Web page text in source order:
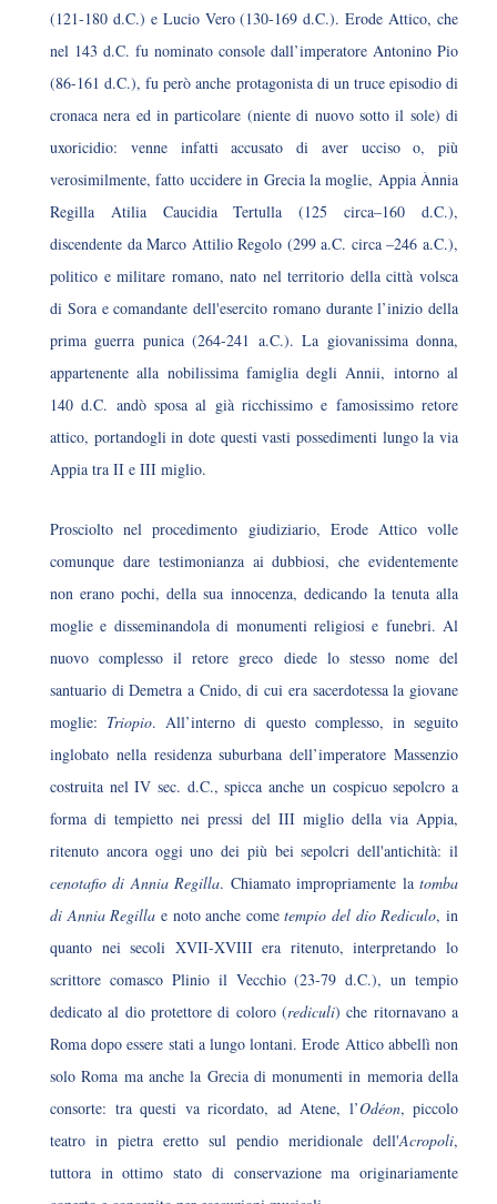
(121-180 d.C.) e Lucio Vero (130-169 d.C.). Erode Attico, che
nel 143 d.C. fu nominato console dall’imperatore Antonino Pio
(86-161 d.C.), fu però anche protagonista di un truce episodio di
cronaca nera ed in particolare (niente di nuovo sotto il sole) di
uxoricidio: venne infatti accusato di aver ucciso o, più
verosimilmente, fatto uccidere in Grecia la moglie, Appia Ànnia
Regilla Atilia Caucidia Tertulla (125 circa–160 d.C.),
discendente da Marco Attilio Regolo (299 a.C. circa –246 a.C.),
politico e militare romano, nato nel territorio della città volsca
di Sora e comandante dell'esercito romano durante l’inizio della
prima guerra punica (264-241 a.C.). La giovanissima donna,
appartenente alla nobilissima famiglia degli Annii, intorno al
140 d.C. andò sposa al già ricchissimo e famosissimo retore
attico, portandogli in dote questi vasti possedimenti lungo la via
Appia tra II e III miglio.
Prosciolto nel procedimento giudiziario, Erode Attico volle
comunque dare testimonianza ai dubbiosi, che evidentemente
non erano pochi, della sua innocenza, dedicando la tenuta alla
moglie e disseminandola di monumenti religiosi e funebri. Al
nuovo complesso il retore greco diede lo stesso nome del
santuario di Demetra a Cnido, di cui era sacerdotessa la giovane
moglie: Triopio. All’interno di questo complesso, in seguito
inglobato nella residenza suburbana dell’imperatore Massenzio
costruita nel IV sec. d.C., spicca anche un cospicuo sepolcro a
forma di tempietto nei pressi del III miglio della via Appia,
ritenuto ancora oggi uno dei più bei sepolcri dell'antichità: il
cenotafio di Annia Regilla. Chiamato impropriamente latomba
di Annia Regilla e noto anche cometempio del dio Rediculo, in
quanto nei secoli XVII-XVIII era ritenuto, interpretando lo
scrittore comasco Plinio il Vecchio (23-79 d.C.), un tempio
dedicato al dio protettore di coloro (rediculi) che ritornavano a
Roma dopo essere stati a lungo lontani. Erode Attico abbellì non
solo Roma ma anche la Grecia di monumenti in memoria della
consorte: tra questi va ricordato, ad Atene, l’Odéon, piccolo
teatro in pietra eretto sul pendio meridionale dell'Acropoli,
tuttora in ottimo stato di conservazione ma originariamente